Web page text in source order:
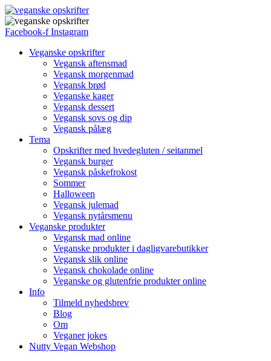
Facebook-f Instagram
Veganske opskrifter
Vegansk aftensmad
Vegansk morgenmad
Vegansk brød
Veganske kager
Vegansk dessert
Vegansk sovs og dip
Vegansk pålæg
Tema
Opskrifter med hvedegluten / seitanmel
Vegansk burger
Vegansk påskefrokost
Sommer
Halloween
Vegansk julemad
Vegansk nytårsmenu
Veganske produkter
Vegansk mad online
Veganske produkter i dagligvarebutikker
Vegansk slik online
Vegansk chokolade online
Veganske og glutenfrie produkter online
Info
Tilmeld nyhedsbrev
Blog
Om
Veganer jokes
Nutty Vegan Webshop